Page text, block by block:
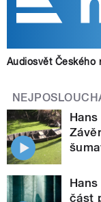
Audiosvět Českého
část